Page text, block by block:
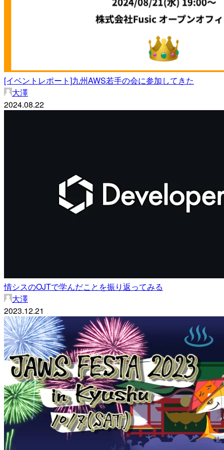
[イベントレポート]九州AWS若手の会に参加してきた
大澤
2024.08.22
情シスのOJTで学んだことを振り返ってみる
大澤
2023.12.21